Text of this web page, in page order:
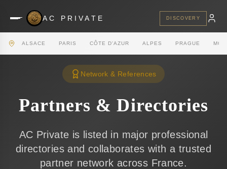
AC PRIVATE DISCOVERY
ALSACE PARIS CÔTE D'AZUR ALPES PRAGUE
Network & References
Partners & Directories
AC Private is listed in major professional
directories and collaborates with a trusted
partner network across France.